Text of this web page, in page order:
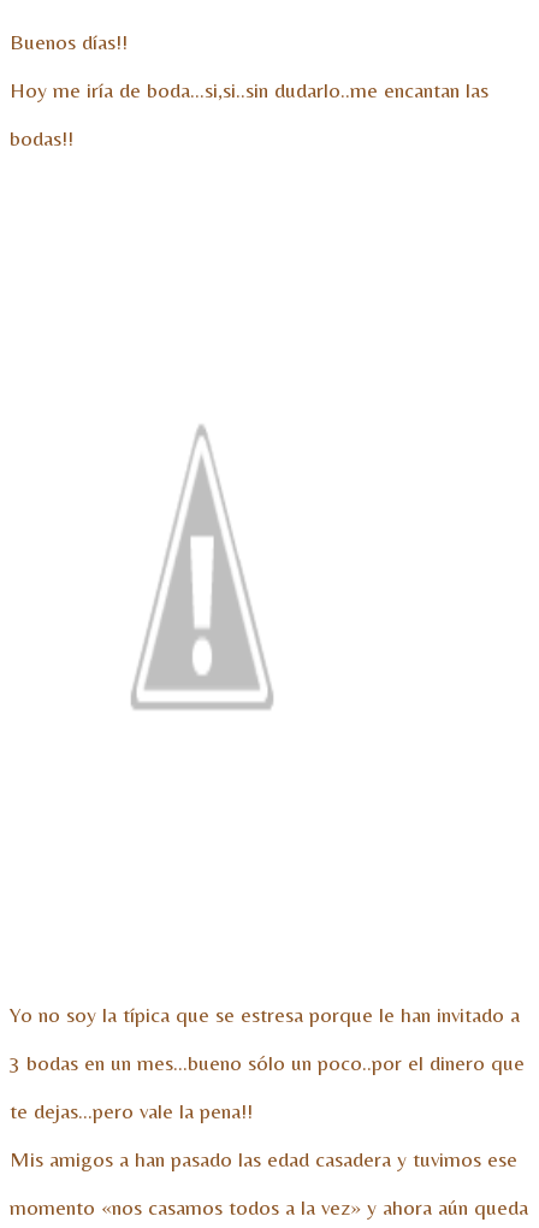
Buenos días!!
Hoy me iría de boda…si,si..sin dudarlo..me encantan las
bodas!!
Yo no soy la típica que se estresa porque le han invitado a
3 bodas en un mes…bueno sólo un poco..por el dinero que
te dejas…pero vale la pena!!
Mis amigos a han pasado las edad casadera y tuvimos ese
momento «nos casamos todos a la vez» y ahora aún queda